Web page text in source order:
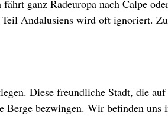
ganz Radeuropa nach Calpe
Andalusiens wird oft ignoriert.
Diese freundliche Stadt, die
bezwingen. Wir befinden uns